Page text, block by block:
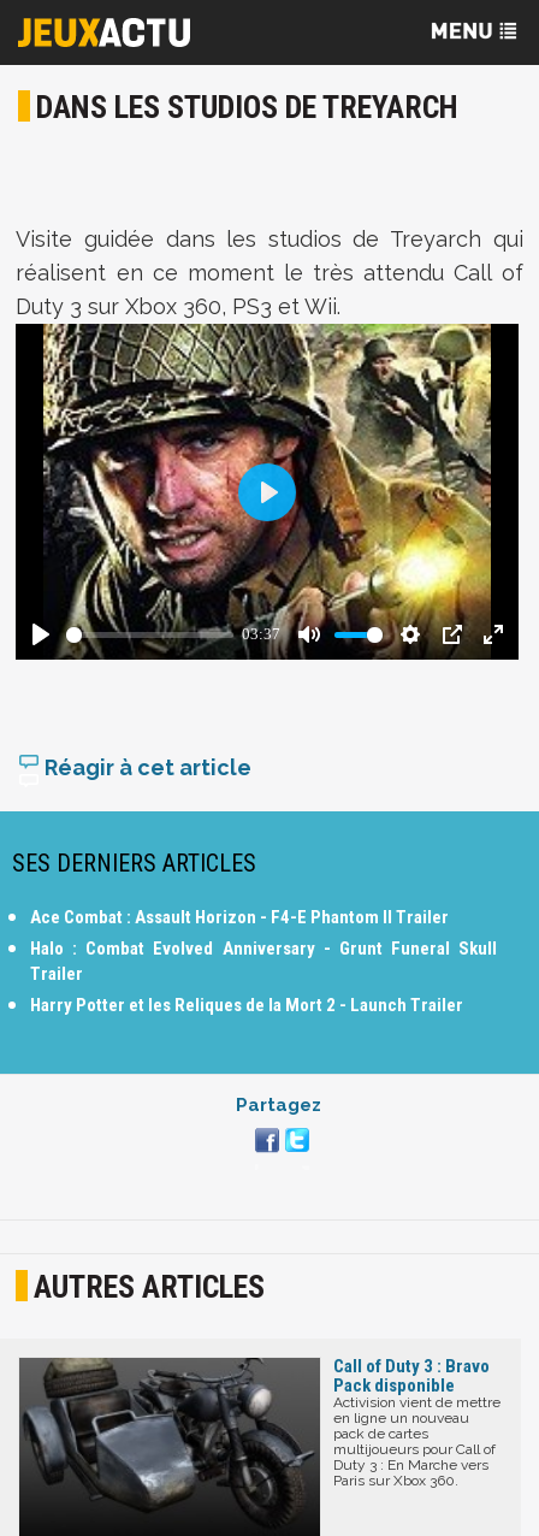
DANS LES STUDIOS DE TREYARCH
Visite guidée dans les studios de Treyarch qui
réalisent en ce moment le très attendu Call of
Duty 3 sur Xbox 360, PS3 et Wii.
Réagir à cet article
SES DERNIERS ARTICLES
Ace Combat : Assault Horizon - F4-E Phantom II Trailer
Halo : Combat Evolved Anniversary - Grunt Funeral Skull
Trailer
Harry Potter et les Reliques de la Mort 2 - Launch Trailer
Partagez
AUTRES ARTICLES
Call of Duty 3 : Bravo
Pack disponible
Activision vient de mettre
en ligne un nouveau
pack de cartes
multijoueurs pour Call of
Duty 3 : En Marche vers
Paris sur Xbox 360.